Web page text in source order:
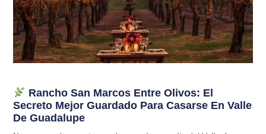
Rancho San Marcos Entre Olivos: El
Secreto Mejor Guardado Para Casarse En Valle
De Guadalupe